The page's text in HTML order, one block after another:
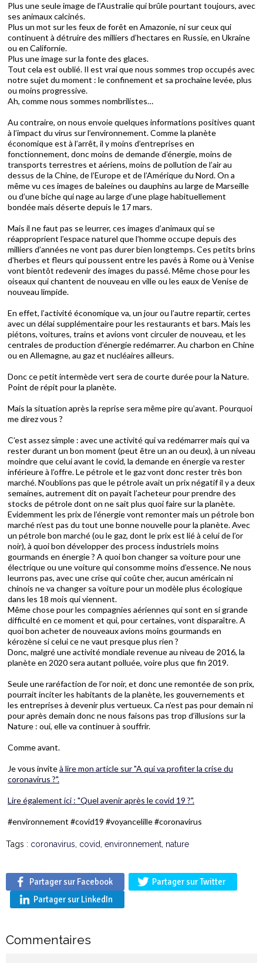
Plus une seule image de l’Australie qui brûle pourtant toujours, avec
ses animaux calcinés.
Plus un mot sur les feux de forêt en Amazonie, ni sur ceux qui
continuent à détruire des milliers d’hectares en Russie, en Ukraine
ou en Californie.
Plus une image sur la fonte des glaces.
Tout cela est oublié. Il est vrai que nous sommes trop occupés avec
notre sujet du moment : le confinement et sa prochaine levée, plus
ou moins progressive.
Ah, comme nous sommes nombrilistes…
Au contraire, on nous envoie quelques informations positives quant
à l’impact du virus sur l’environnement. Comme la planète
économique est à l’arrêt, il y moins d’entreprises en
fonctionnement, donc moins de demande d’énergie, moins de
transports terrestres et aériens, moins de pollution de l’air au
dessus de la Chine, de l’Europe et de l’Amérique du Nord. On a
même vu ces images de baleines ou dauphins au large de Marseille
ou d’une biche qui nage au large d’une plage habituellement
bondée mais déserte depuis le 17 mars.
Mais il ne faut pas se leurrer, ces images d’animaux qui se
réapproprient l’espace naturel que l’homme occupe depuis des
milliers d’années ne vont pas durer bien longtemps. Ces petits brins
d’herbes et fleurs qui poussent entre les pavés à Rome ou à Venise
vont bientôt redevenir des images du passé. Même chose pour les
oiseaux qui chantent de nouveau en ville ou les eaux de Venise de
nouveau limpide.
En effet, l’activité économique va, un jour ou l’autre repartir, certes
avec un délai supplémentaire pour les restaurants et bars. Mais les
piétons, voitures, trains et avions vont circuler de nouveau, et les
centrales de production d’énergie redémarrer. Au charbon en Chine
ou en Allemagne, au gaz et nucléaires ailleurs.
Donc ce petit intermède vert sera de courte durée pour la Nature.
Point de répit pour la planète.
Mais la situation après la reprise sera même pire qu’avant. Pourquoi
me direz vous ?
C’est assez simple : avec une activité qui va redémarrer mais qui va
rester durant un bon moment (peut être un an ou deux), à un niveau
moindre que celui avant le covid, la demande en énergie va rester
inférieure à l’offre. Le pétrole et le gaz vont donc rester très bon
marché. N’oublions pas que le pétrole avait un prix négatif il y a deux
semaines, autrement dit on payait l’acheteur pour prendre des
stocks de pétrole dont on ne sait plus quoi faire sur la planète.
Evidemment les prix de l’énergie vont remonter mais un pétrole bon
marché n’est pas du tout une bonne nouvelle pour la planète. Avec
un pétrole bon marché (ou le gaz, dont le prix est lié à celui de l’or
noir), à quoi bon développer des process industriels moins
gourmands en énergie ? A quoi bon changer sa voiture pour une
électrique ou une voiture qui consomme moins d’essence. Ne nous
leurrons pas, avec une crise qui coûte cher, aucun américain ni
chinois ne va changer sa voiture pour un modèle plus écologique
dans les 18 mois qui viennent.
Même chose pour les compagnies aériennes qui sont en si grande
difficulté en ce moment et qui, pour certaines, vont disparaître. A
quoi bon acheter de nouveaux avions moins gourmands en
kérozène si celui ce ne vaut presque plus rien ?
Donc, malgré une activité mondiale revenue au niveau de 2016, la
planète en 2020 sera autant polluée, voire plus que fin 2019.
Seule une raréfaction de l’or noir, et donc une remontée de son prix,
pourrait inciter les habitants de la planète, les gouvernements et
les entreprises à devenir plus vertueux. Ca n’est pas pour demain ni
pour après demain donc ne nous faisons pas trop d’illusions sur la
Nature : oui, elle va continuer à souffrir.
Comme avant.
Je vous inviteà lire mon article sur "A qui va profiter la crise du
coronavirus ?".
Lire également ici : "Quel avenir après le covid 19 ?".
#environnement #covid19 #voyancelille #coronavirus
Tags : coronavirus covid environnement nature
Partager sur Facebook
Partager sur Twitter
Partager sur LinkedIn
Commentaires